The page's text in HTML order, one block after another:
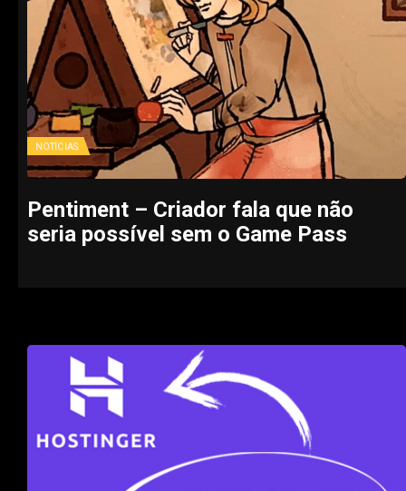
NOTÍCIAS
Pentiment – Criador fala que não
seria possível sem o Game Pass